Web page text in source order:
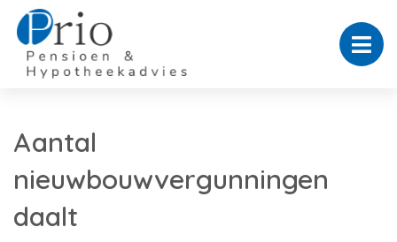
Aantal
nieuwbouwvergunningen
daalt